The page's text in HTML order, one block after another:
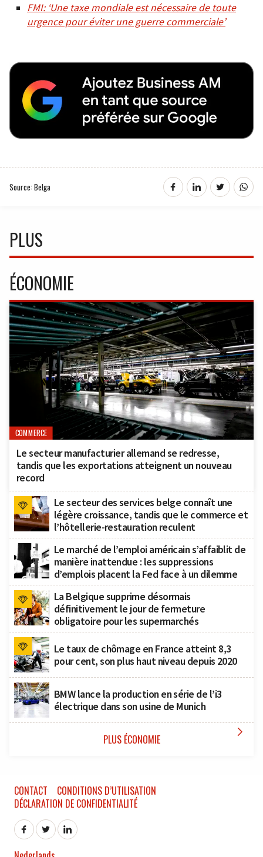
FMI: ‘Une taxe mondiale est nécessaire de toute
urgence pour éviter une guerre commerciale’
Source: Belga
PLUS
ÉCONOMIE
COMMERCE
Le secteur manufacturier allemand se redresse,
tandis que les exportations atteignent un nouveau
record
Le secteur des services belge connaît une
légère croissance, tandis que le commerce et
l’hôtellerie-restauration reculent
Le marché de l’emploi américain s’affaiblit de
manière inattendue : les suppressions
d’emplois placent la Fed face à un dilemme
La Belgique supprime désormais
définitivement le jour de fermeture
obligatoire pour les supermarchés
Le taux de chômage en France atteint 8,3
pour cent, son plus haut niveau depuis 2020
BMW lance la production en série de l’i3
électrique dans son usine de Munich
PLUS ÉCONOMIE 
CONTACT
CONDITIONS D’UTILISATION
DÉCLARATION DE CONFIDENTIALITÉ